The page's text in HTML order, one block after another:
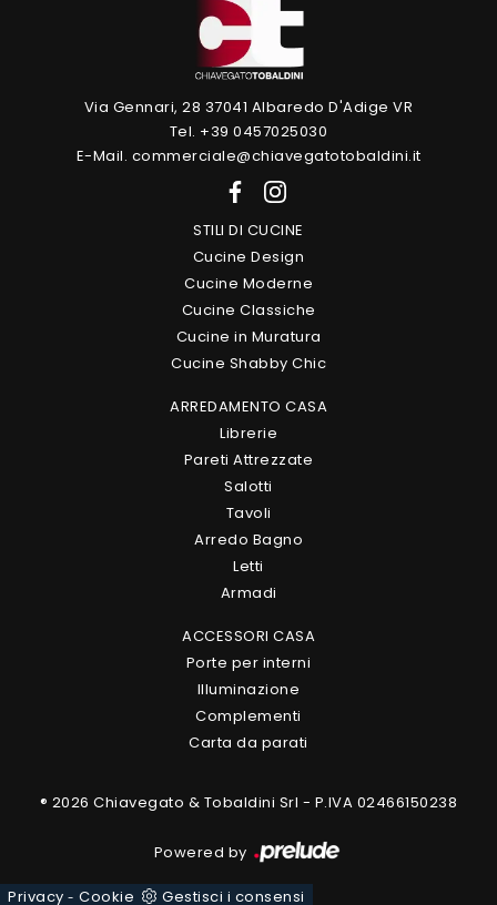
Via Gennari, 28 37041 Albaredo D'Adige VR
Tel. +39 0457025030
E-Mail. commerciale@chiavegatotobaldini.it
STILI DI CUCINE
Cucine Design
Cucine Moderne
Cucine Classiche
Cucine in Muratura
Cucine Shabby Chic
ARREDAMENTO CASA
Librerie
Pareti Attrezzate
Salotti
Tavoli
Arredo Bagno
Letti
Armadi
ACCESSORI CASA
Porte per interni
Illuminazione
Complementi
Carta da parati
® 2026 Chiavegato & Tobaldini Srl - P.IVA 02466150238
Powered by
Privacy - Cookie Gestisci i consensi